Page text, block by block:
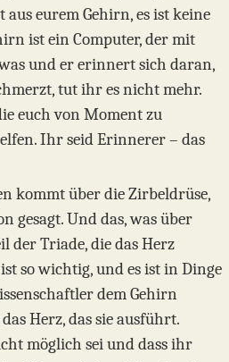
eurem Gehirn, es ist keine
ist ein Computer, der mit
und er erinnert sich daran,
tut ihr es nicht mehr.
euch von Moment zu
Ihr seid Erinnerer – das
kommt über die Zirbeldrüse,
gesagt. Und das, was über
der Triade, die das Herz
so wichtig, und es ist in Dinge
dem Gehirn
Herz, das sie ausführt.
möglich sei und dass ihr